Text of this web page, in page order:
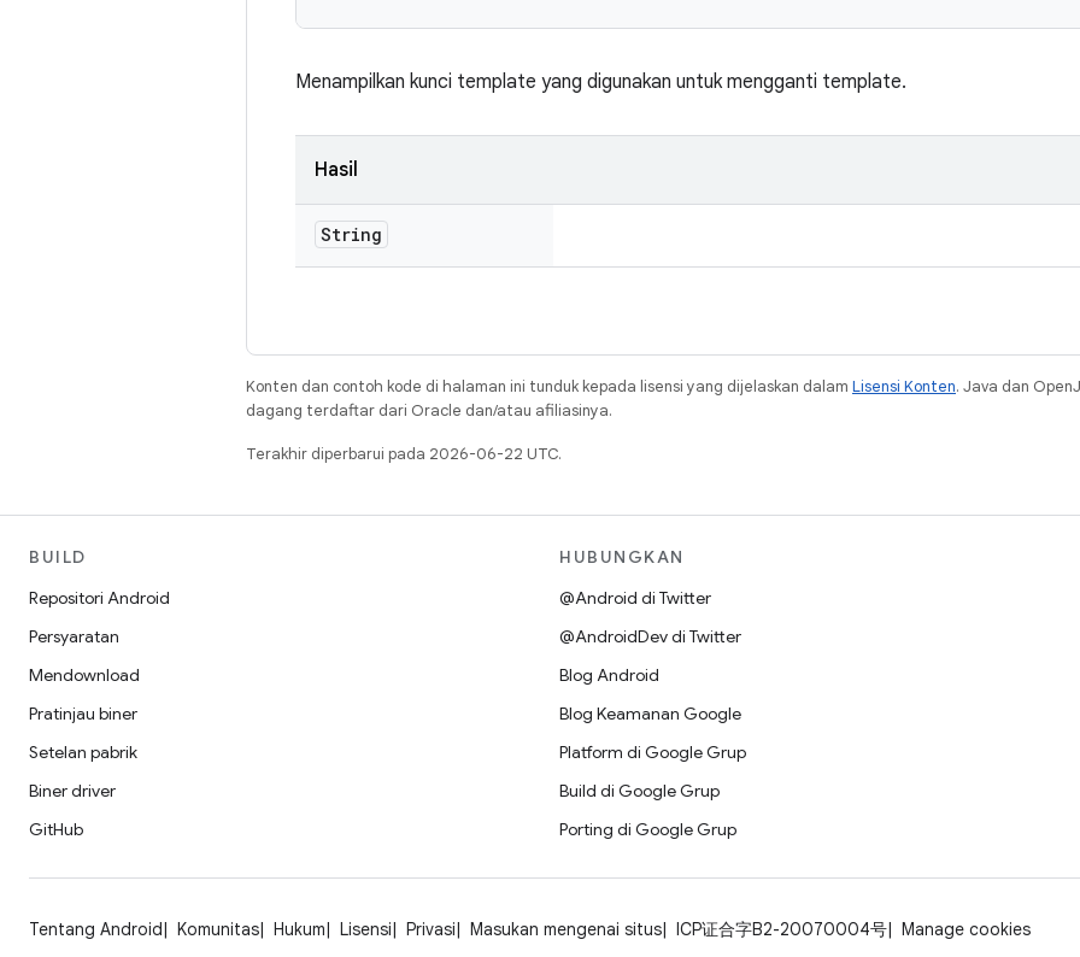
Menampilkan kunci template yang digunakan untuk mengganti template.
Hasil
String
Konten dan contoh kode di halaman ini tunduk kepada lisensi yang dijelaskan dalam Lisensi Konten. Java dan
dagang terdaftar dari Oracle dan/atau afiliasinya.
Terakhir diperbarui pada 2026-06-22 UTC.
BUILD
Repositori Android
Persyaratan
Mendownload
Pratinjau biner
Setelan pabrik
Biner driver
GitHub
HUBUNGKAN
@Android di Twitter
@AndroidDev di Twitter
Blog Android
Blog Keamanan Google
Platform di Google Grup
Build di Google Grup
Porting di Google Grup
Tentang Android Komunitas Hukum Lisensi Privasi Masukan mengenai situs ICP证合字B2-20070004号 Manage cookies